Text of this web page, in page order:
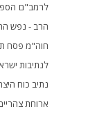
לרמב"ם
הרב - נפש
חוה"מ פסח
לנתיבות
נתיב כוח
ארוחת